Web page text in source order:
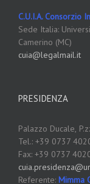
C.U.I.A. Consorzio
Sede Italia:
Camerino (MC)
cuia@legalmail.it
PRESIDENZA
Palazzo Ducale,
Tel.: +39 0737
Fax: +39 0737
Referente: Mimma